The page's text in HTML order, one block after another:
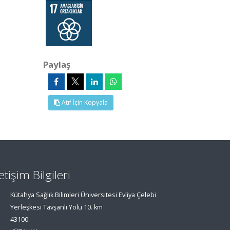
Paylaş
Atıf İçin Kopyala
Bilgileri
Kütahya Sağlık Bilimleri Üniversitesi Evliya Çelebi
Yerleşkesi Tavşanlı Yolu 10. km
43100